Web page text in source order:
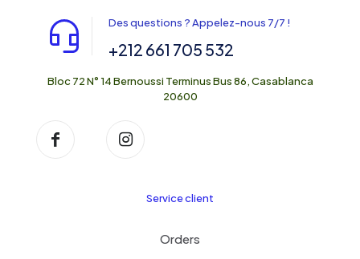
Des questions ? Appelez-nous 7/7 !
+212 661 705 532
Bloc 72 N° 14 Bernoussi Terminus Bus 86, Casablanca
20600
Service client
Orders